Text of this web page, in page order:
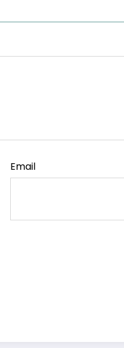
Email